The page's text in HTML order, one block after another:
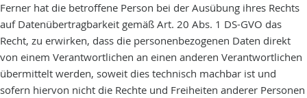
Ferner hat die betroffene Person bei der Ausübung ihres Rechts
auf Datenübertragbarkeit gemäß Art. 20 Abs. 1 DS-GVO das
Recht, zu erwirken, dass die personenbezogenen Daten direkt
von einem Verantwortlichen an einen anderen Verantwortlichen
übermittelt werden, soweit dies technisch machbar ist und
sofern hiervon nicht die Rechte und Freiheiten anderer Personen